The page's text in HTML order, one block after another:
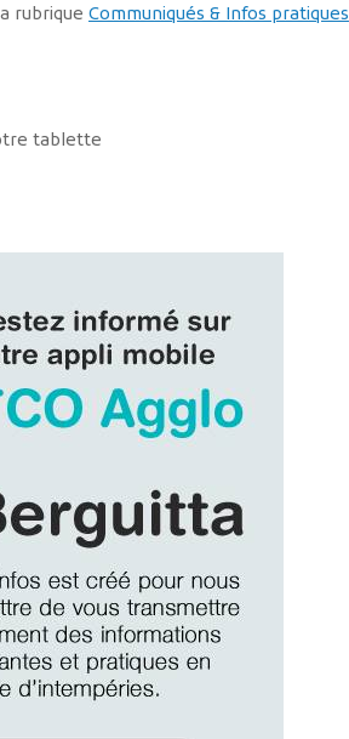
rubrique Communiqués & Infos pratiques
tablette